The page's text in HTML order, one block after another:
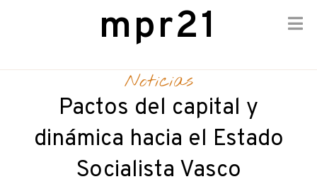
mpr21
Noticias
Pactos del capital y
dinámica hacia el Estado
Socialista Vasco